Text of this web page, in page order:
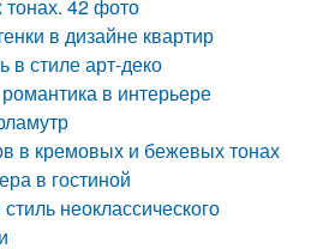
тонах. 42 фото
в дизайне квартир
в стиле арт-деко
в интерьере
в кремовых и бежевых тонах
в гостиной
неоклассического